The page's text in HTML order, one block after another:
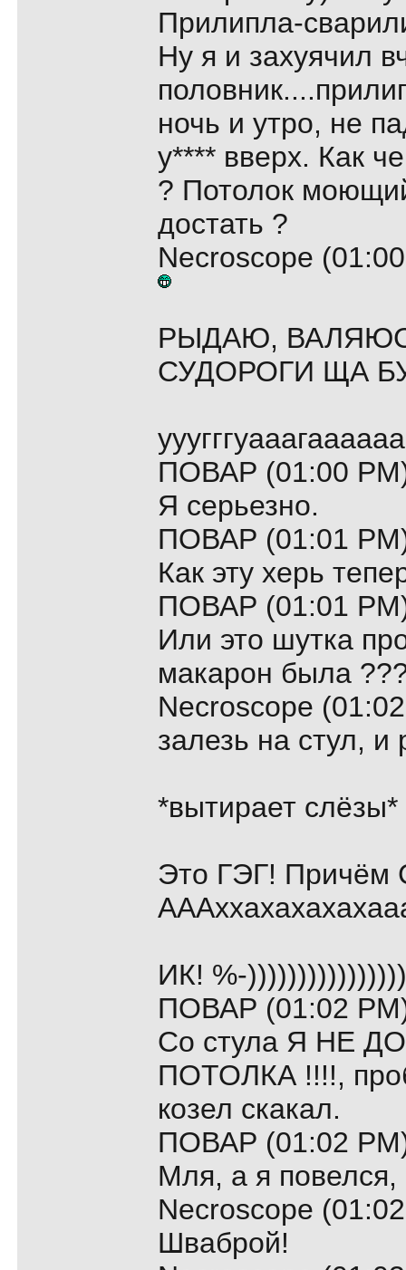
Прилипла-
Ну я и захуячил
ночь и утро, не
у**** вверх. Как
? Потолок
достать ?
Necroscope
РЫДАЮ,
СУДОРОГИ ЩА
ПОВАР (01:00
Я серьезно.
ПОВАР (01:01
Как эту херь
ПОВАР (01:01
Или это шутка
макарон была
Necroscope
залезь на стул, и
*вытирает слёзы*
Это ГЭГ!
ИК! %-
ПОВАР (01:02
Со стула Я НЕ
ПОТОЛКА !!!!,
козел скакал.
ПОВАР (01:02
Мля, а я
Necroscope
Шваброй!